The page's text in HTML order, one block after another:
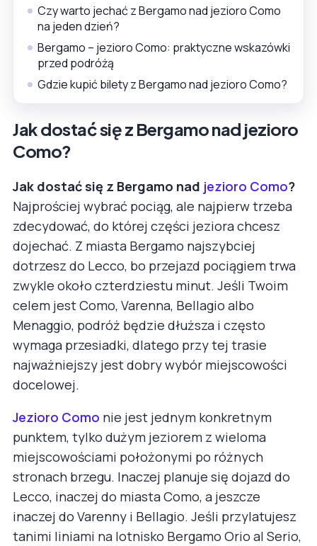
Czy warto jechać z Bergamo nad jezioro Como
na jeden dzień?
Bergamo – jezioro Como: praktyczne wskazówki
przed podróżą
Gdzie kupić bilety z Bergamo nad jezioro Como?
Jak dostać się z Bergamo nad jezioro
Como?
Jak dostać się z Bergamo nad jezioro Como?
Najprościej wybrać pociąg, ale najpierw trzeba
zdecydować, do której części jeziora chcesz
dojechać. Z miasta Bergamo najszybciej
dotrzesz do Lecco, bo przejazd pociągiem trwa
zwykle około czterdziestu minut. Jeśli Twoim
celem jest Como, Varenna, Bellagio albo
Menaggio, podróż będzie dłuższa i często
wymaga przesiadki, dlatego przy tej trasie
najważniejszy jest dobry wybór miejscowości
docelowej.
Jezioro Como nie jest jednym konkretnym
punktem, tylko dużym jeziorem z wieloma
miejscowościami położonymi po różnych
stronach brzegu. Inaczej planuje się dojazd do
Lecco, inaczej do miasta Como, a jeszcze
inaczej do Varenny i Bellagio. Jeśli przylatujesz
tanimi liniami na lotnisko Bergamo Orio al Serio,